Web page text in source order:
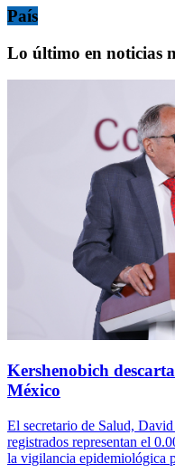
País
Lo último en noticias
Kershenobich
México
El secretario de Salud,
registrados representan el
la vigilancia epidemiológica